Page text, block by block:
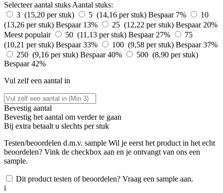
Selecteer aantal stuks Aantal stuks:
3 (15,20 per stuk)
5 (14,16 per stuk) Bespaar 7%
10
(13,26 per stuk) Bespaar 13% 25 (12,22 per stuk) Bespaar 20%
Meest populair
50 (11,13 per stuk) Bespaar 27%
75
(10,21 per stuk) Bespaar 33% 100 (9,58 per stuk) Bespaar 37%
250 (9,16 per stuk) Bespaar 40%
500 (8,90 per stuk)
Bespaar 42%
Vul zelf een aantal in
Bevestig aantal
Bevestig het aantal om verder te gaan
Bij extra betaalt u slechts per stuk
Testen/beoordelen d.m.v. sample Wil je eerst het product in het echt
beoordelen? Vink de checkbox aan en je ontvangt van ons een
sample.
Dit product testen of beoordelen? Vraag een sample aan.
i